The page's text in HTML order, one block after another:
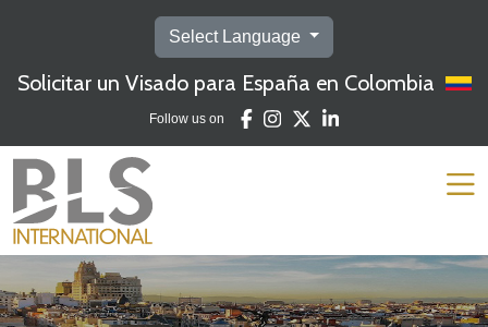
Select Language
Solicitar un Visado para España en Colombia
Follow us on